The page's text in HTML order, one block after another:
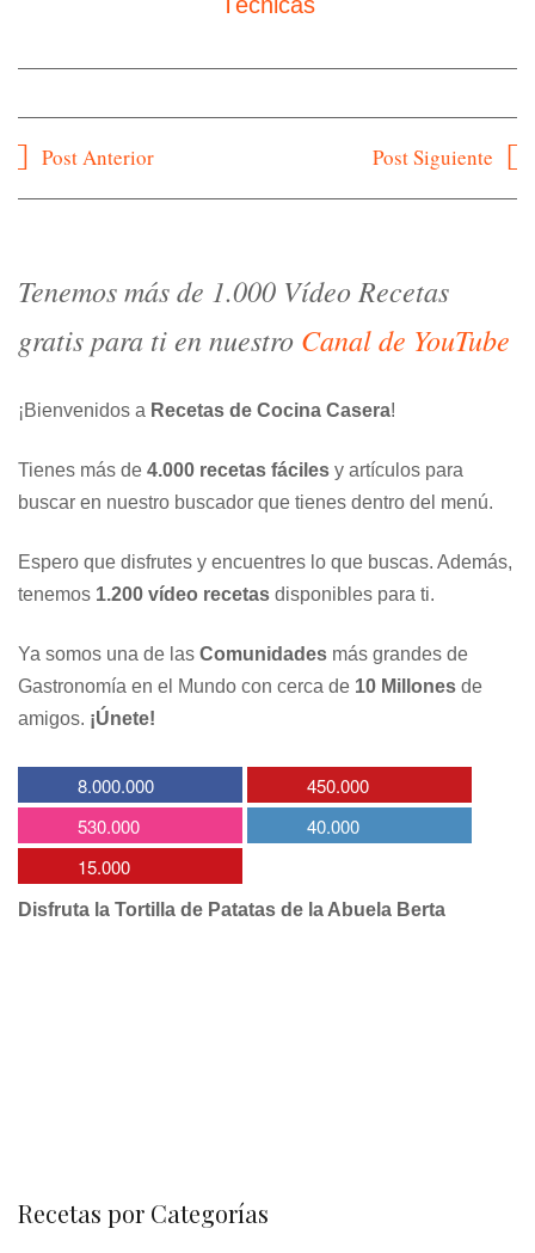
Navegación
Post Anterior Post Siguiente
Tenemos más de 1.000 Vídeo Recetas
gratis para ti en nuestro Canal de YouTube
¡Bienvenidos a Recetas de Cocina Casera!
Tienes más de 4.000 recetas fáciles y artículos para
buscar en nuestro buscador que tienes dentro del menú.
Espero que disfrutes y encuentres lo que buscas. Además,
tenemos 1.200 vídeo recetas disponibles para ti.
Ya somos una de las Comunidades más grandes de
Gastronomía en el Mundo con cerca de 10 Millones de
amigos. ¡Únete!
8.000.000
450.000
530.000
40.000
15.000
Disfruta la Tortilla de Patatas de la Abuela Berta
Recetas por Categorías